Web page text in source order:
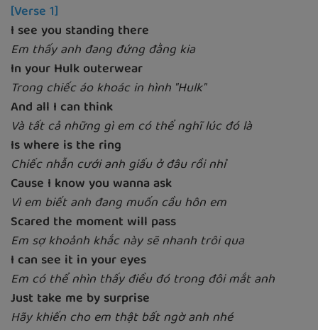
[Verse 1]
I see you standing there
Em thấy anh đang đứng đằng kia
In your Hulk outerwear
Trong chiếc áo khoác in hình "Hulk"
And all I can think
Và tất cả những gì em có thể nghĩ lúc đó là
Is where is the ring
Chiếc nhẫn cưới anh giấu ở đâu rồi nhỉ
Cause I know you wanna ask
Vì em biết anh đang muốn cầu hôn em
Scared the moment will pass
Em sợ khoảnh khắc này sẽ nhanh trôi qua
I can see it in your eyes
Em có thể nhìn thấy điều đó trong đôi mắt anh
Just take me by surprise
Hãy khiến cho em thật bất ngờ anh nhé